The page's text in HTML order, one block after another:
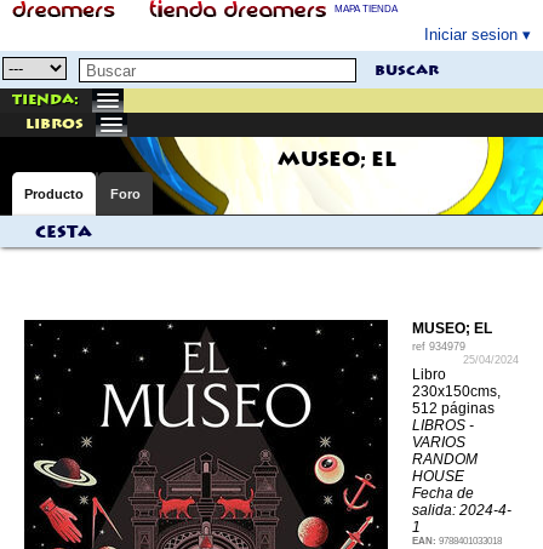
MAPA TIENDA
Iniciar sesion
buscar
Tienda:
libros
MUSEO; EL
Producto Foro
Cesta
MUSEO; EL
ref 934979
25/04/2024
Libro
230x150cms,
512 páginas
LIBROS -
VARIOS
RANDOM
HOUSE
Fecha de
salida: 2024-4-
1
EAN: 9788401033018